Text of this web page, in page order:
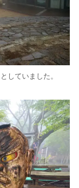
していました。